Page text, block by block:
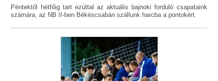
Péntektől hétfőig tart ezúttal az aktuális bajnoki forduló csapataink
számára, az NB II-ben Békéscsabán szállunk harcba a pontokért.